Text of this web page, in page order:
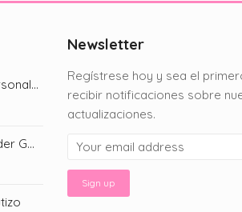
Chip Bag: Diseño personalizado
Invitación Digital: Spider Gwen
Newsletter
Regístrese hoy y sea el
recibir notificaciones sobre
actualizaciones.